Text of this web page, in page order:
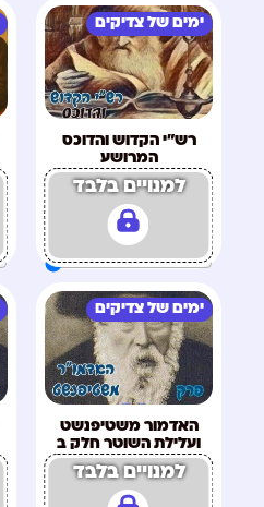
ימים של צדיקים
רש"י הקדוש והדוכס
המרושע
למנויים בלבד
ימים של צדיקים
האדמור משטיפנשט
ועלילת השוטר חלק ב
למנויים בלבד